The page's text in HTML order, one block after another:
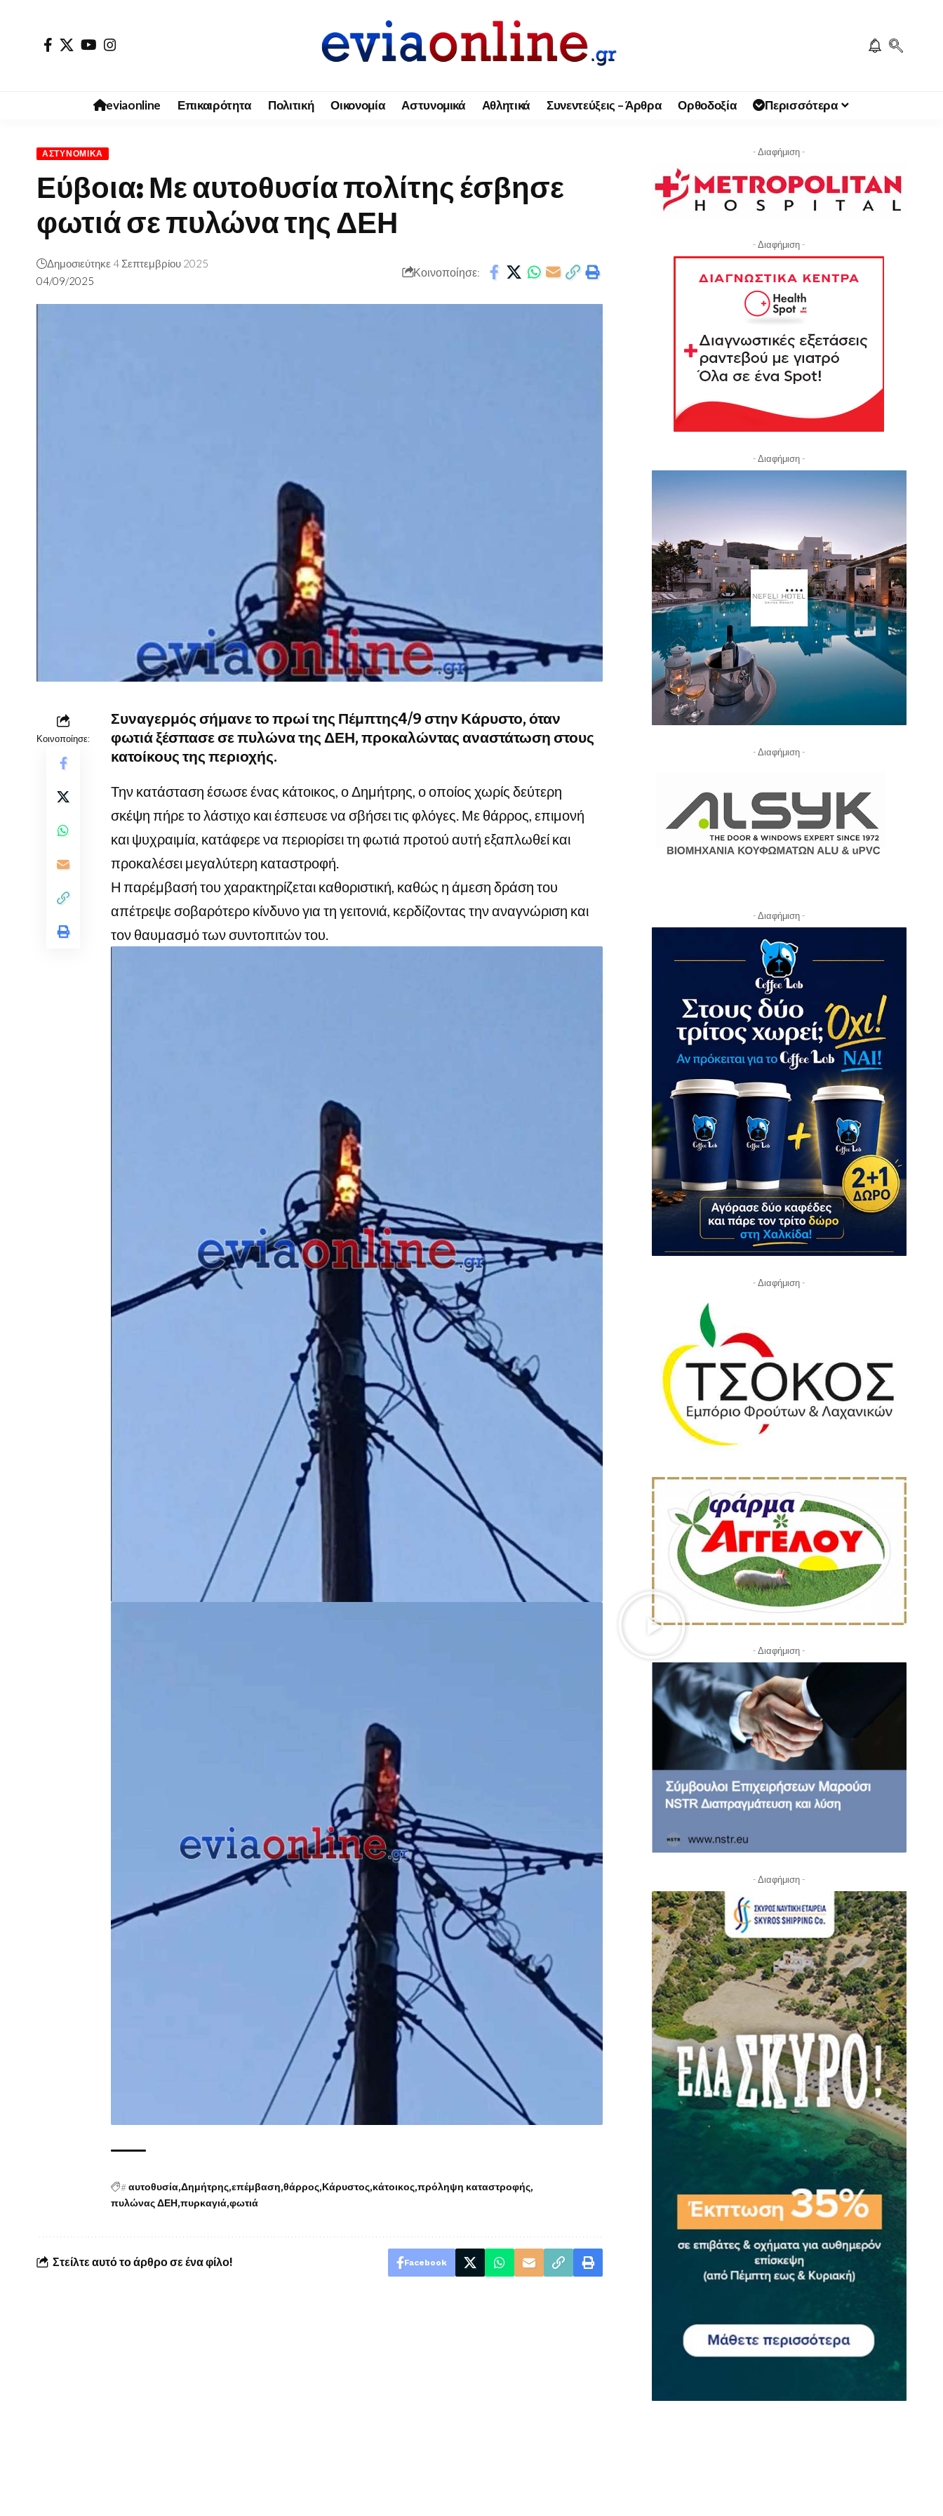
eviaonline Επικαιρότητα Πολιτική Οικονομία Αστυνομικά Αθλητικά Συνεντεύξεις – Άρθρα Ορθοδοξία Περισσότερα
ΑΣΤΥΝΟΜΙΚΆ
Εύβοια: Με αυτοθυσία πολίτης έσβησε
φωτιά σε πυλώνα της ΔΕΗ
04/09/2025
Δημοσιεύτηκε 4 Σεπτεμβρίου 2025
Κοινοποίησε:
Κοινοποίησε:
Συναγερμός σήμανε το πρωί της Πέμπτης4/9 στην Κάρυστο, όταν
φωτιά ξέσπασε σε πυλώνα της ΔΕΗ, προκαλώντας αναστάτωση στους
κατοίκους της περιοχής.
Την κατάσταση έσωσε ένας κάτοικος, ο Δημήτρης, ο οποίος χωρίς δεύτερη
σκέψη πήρε το λάστιχο και έσπευσε να σβήσει τις φλόγες. Με θάρρος, επιμονή
και ψυχραιμία, κατάφερε να περιορίσει τη φωτιά προτού αυτή εξαπλωθεί και
προκαλέσει μεγαλύτερη καταστροφή.
Η παρέμβασή του χαρακτηρίζεται καθοριστική, καθώς η άμεση δράση του
απέτρεψε σοβαρότερο κίνδυνο για τη γειτονιά, κερδίζοντας την αναγνώριση και
τον θαυμασμό των συντοπιτών του.
#αυτοθυσία Δημήτρης επέμβαση θάρρος Κάρυστος κάτοικος πρόληψη καταστροφής
πυλώνας ΔΕΗ πυρκαγιά φωτιά
Στείλτε αυτό το άρθρο σε ένα φίλο! Facebook
- Διαφήμιση -
- Διαφήμιση -
- Διαφήμιση -
- Διαφήμιση -
- Διαφήμιση -
- Διαφήμιση -
- Διαφήμιση -
- Διαφήμιση -